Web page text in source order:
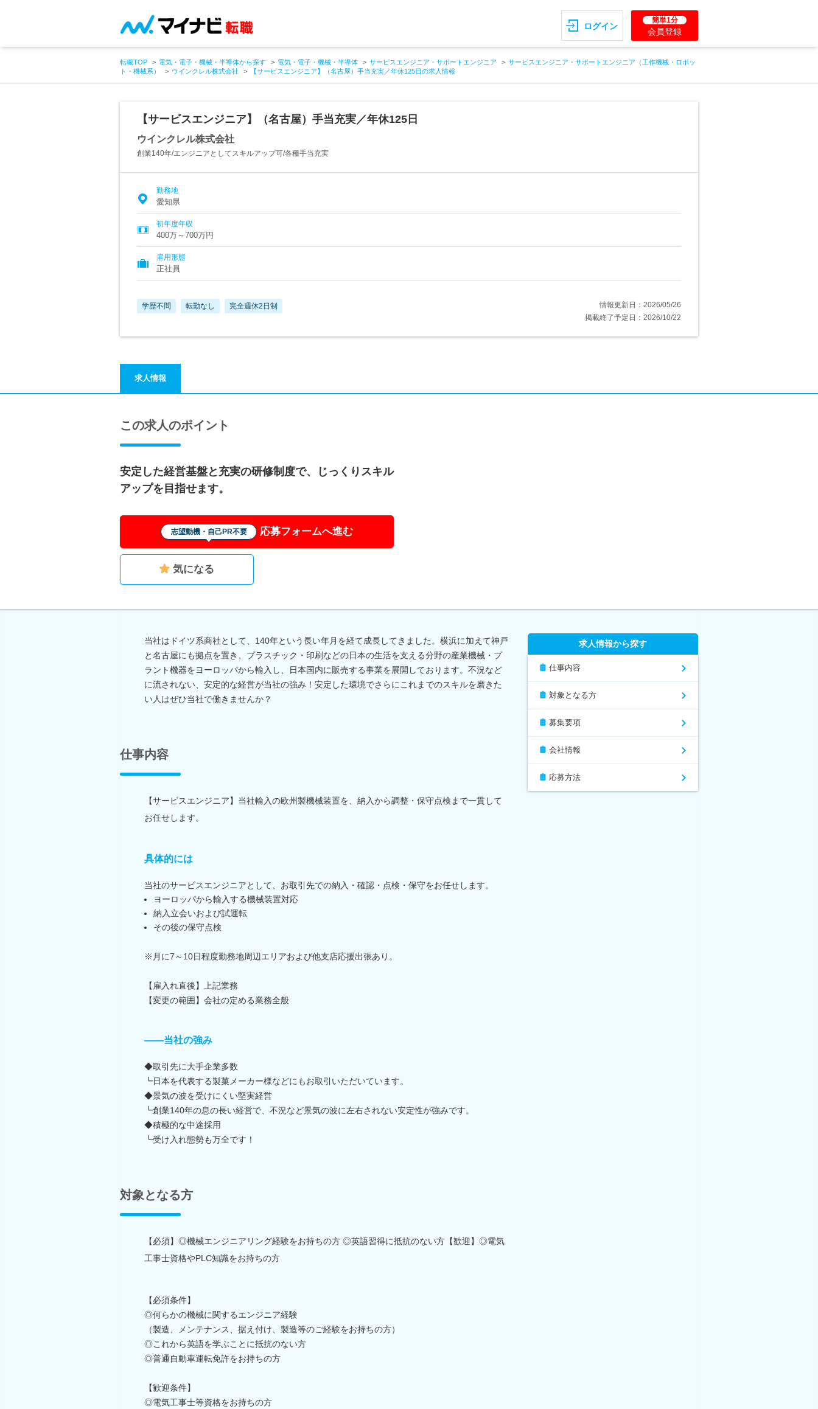
ログイン
簡単1分
会員登録
転職TOP 電気・電子・機械・半導体から探す 電気・電子・機械・半導体 サービスエンジニア・サポートエンジニア
サービスエンジニア・サポートエンジニア（工作機械・ロボッ
ト・機械系）
ウインクレル株式会社 【サービスエンジニア】（名古屋）手当充実／年休125日の求人情報
【サービスエンジニア】（名古屋）手当充実／年休125日
ウインクレル株式会社
創業140年/エンジニアとしてスキルアップ可/各種手当充実
勤務地
愛知県
初年度年収
400万～700万円
雇用形態
正社員
学歴不問 転勤なし 完全週休2日制
情報更新日：2026/05/26
掲載終了予定日：2026/10/22
求人情報
この求人のポイント
安定した経営基盤と充実の研修制度で、じっくりスキル
アップを目指せます。
志望動機・自己PR不要 応募フォームへ進む
気になる
当社はドイツ系商社として、140年という長い年月を経て成長してきました。横浜に加えて神戸
と名古屋にも拠点を置き、プラスチック・印刷などの日本の生活を支える分野の産業機械・プ
ラント機器をヨーロッパから輸入し、日本国内に販売する事業を展開しております。不況など
に流されない、安定的な経営が当社の強み！安定した環境でさらにこれまでのスキルを磨きた
い人はぜひ当社で働きませんか？
仕事内容
【サービスエンジニア】当社輸入の欧州製機械装置を、納入から調整・保守点検まで一貫して
お任せします。
具体的には
当社のサービスエンジニアとして、お取引先での納入・確認・点検・保守をお任せします。
ヨーロッパから輸入する機械装置対応
納入立会いおよび試運転
その後の保守点検
※月に7～10日程度勤務地周辺エリアおよび他支店応援出張あり。
【雇入れ直後】上記業務
【変更の範囲】会社の定める業務全般
――当社の強み
◆取引先に大手企業多数
┗日本を代表する製菓メーカー様などにもお取引いただいています。
◆景気の波を受けにくい堅実経営
┗創業140年の息の長い経営で、不況など景気の波に左右されない安定性が強みです。
◆積極的な中途採用
┗受け入れ態勢も万全です！
対象となる方
【必須】◎機械エンジニアリング経験をお持ちの方 ◎英語習得に抵抗のない方【歓迎】◎電気
工事士資格やPLC知識をお持ちの方
【必須条件】
◎何らかの機械に関するエンジニア経験
（製造、メンテナンス、据え付け、製造等のご経験をお持ちの方）
◎これから英語を学ぶことに抵抗のない方
◎普通自動車運転免許をお持ちの方
【歓迎条件】
◎電気工事士等資格をお持ちの方
求人情報から探す
仕事内容
対象となる方
募集要項
会社情報
応募方法